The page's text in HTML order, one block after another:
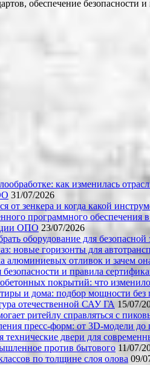
обеспечение
как изменилась
31/07/2026
от зенкера и когда какой
программного обеспечения
ОПО 23/07/2026
оборудование для безопасной
новые горизонты для
алюминиевых отливок и зачем
и правила
покрытий: что
и дома: подбор мощности без
отечественной САУ ГА 15/07/
ритейлу справляться с
пресс-форм: от 3D-модели до
технические двери для
против бытового 11/07/
по толщине слоя олова 09/